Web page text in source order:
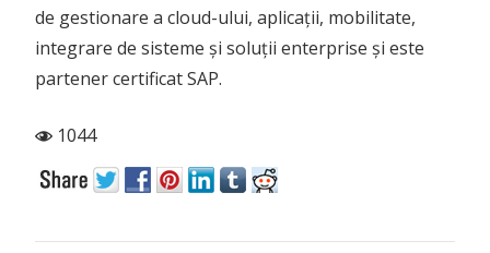
de gestionare a cloud-ului, aplicații, mobilitate,
integrare de sisteme și soluții enterprise și este
partener certificat SAP.
1044